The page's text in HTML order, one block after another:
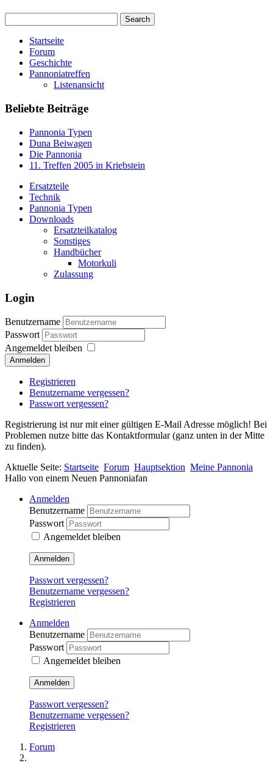
Startseite
Forum
Geschichte
Pannoniatreffen
Listenansicht
Beliebte Beiträge
Pannonia Typen
Duna Beiwagen
Die Pannonia
11. Treffen 2005 in Kriebstein
Ersatzteile
Technik
Pannonia Typen
Downloads
Ersatzteilkatalog
Sonstiges
Handbücher
Motorkuli
Zulassung
Login
Benutzername
Passwort
Angemeldet bleiben
Anmelden
Registrieren
Benutzername vergessen?
Passwort vergessen?
Registrierung ist nur mit einer gültigen E-Mail Adresse möglich! Bei
Problemen nutze bitte das Kontaktformular (ganz unten in der Mitte
zu finden).
Aktuelle Seite: Startseite Forum Hauptsektion Meine Pannonia
Hallo von einem Neuen Pannoniafan
Anmelden
Benutzername
Passwort
Angemeldet bleiben
Anmelden
Passwort vergessen?
Benutzername vergessen?
Registrieren
Anmelden
Benutzername
Passwort
Angemeldet bleiben
Anmelden
Passwort vergessen?
Benutzername vergessen?
Registrieren
Forum